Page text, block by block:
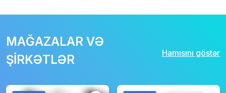
MAĞAZALAR VƏ
ŞİRKƏTLƏR
Hamısını göstər